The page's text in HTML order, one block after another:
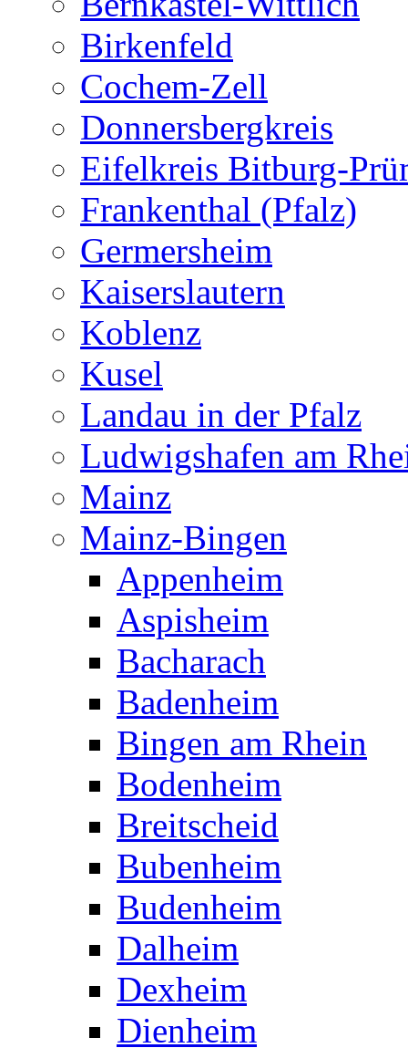
Birkenfeld
Cochem-Zell
Donnersbergkreis
Eifelkreis Bitburg-
Frankenthal (Pfalz)
Germersheim
Kaiserslautern
Koblenz
Kusel
Landau in der Pfalz
Ludwigshafen am
Mainz
Mainz-Bingen
Appenheim
Aspisheim
Bacharach
Badenheim
Bingen am Rhein
Bodenheim
Breitscheid
Bubenheim
Budenheim
Dalheim
Dexheim
Dienheim